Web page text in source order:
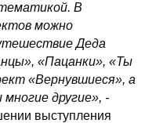
В
можно
Деда
«Пацанки», «Ты
«Вернувшиеся», а
другие», -
выступления